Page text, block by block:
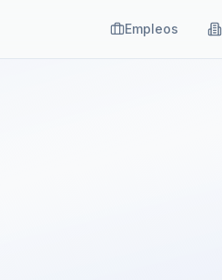
Empleos